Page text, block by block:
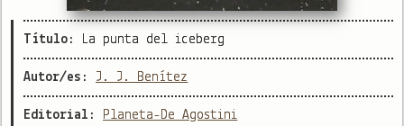
Título: La punta del iceberg
Autor/es: J. J. Benítez
Editorial: Planeta-De Agostini